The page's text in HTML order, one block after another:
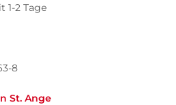
1-2 Tage
8
St. Ange